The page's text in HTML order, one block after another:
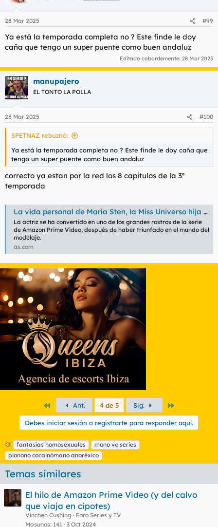
28 Mar 2025 #99
Ya está la temporada completa no ? Este finde le doy
caña que tengo un super puente como buen andaluz
Editado cobardemente: 28 Mar 2025
manupajero
EL TONTO LA POLLA
28 Mar 2025 #100
SPETNAZ rebuznó:
Ya está la temporada completa no ? Este finde le doy caña que
tengo un super puente como buen andaluz
correcto ya estan por la red los 8 capitulos de la 3º
temporada
La vida personal de María Sten, la Miss Universo hija de una pintora que ha salido en todas las temporadas de ‘Reacher’
La actriz se ha convertido en uno de los grandes rostros de la serie
de Amazon Prime Video, después de haber triunfado en el mundo del
modelaje.
as.com
PrimeroAnt. 4 de 5 Sig.
Debes iniciar sesión o registrarte para responder aquí.
E
t
i
u
e
t
a
fantasías homosexuales
mono ve series
pionono cocainómano anoréxico
Temas similares
El hilo de Amazon Prime Video (y del calvo
que viaja en cipotes)
Vinchen Cushing
Foro Series y TV
Masunos 141 3 Oct 2024